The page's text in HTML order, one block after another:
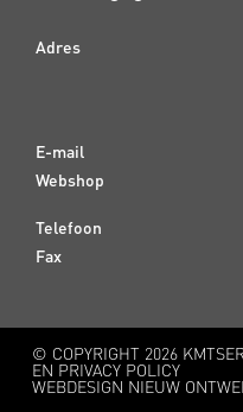
Adres
E-mail
Webshop
Telefoon
Fax
© COPYRIGHT 2026
EN PRIVACY POLICY
WEBDESIGN NIEUW